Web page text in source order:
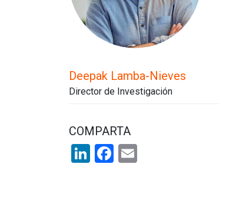
Deepak Lamba-Nieves
Director de Investigación
COMPARTA
LinkedIn
Facebook